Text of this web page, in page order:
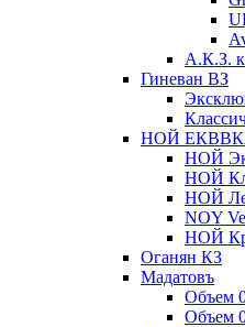
А.К.З.
Гиневан ВЗ
НОЙ
НОЙ
НОЙ
НОЙ
NOY
НОЙ
Оганян КЗ
Мадатовъ
Объем
Объем